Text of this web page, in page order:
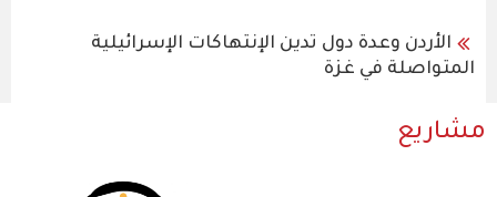
الأردن وعدة دول تدين الإنتهاكات الإسرائيلية
المتواصلة في غزة
مشاريع